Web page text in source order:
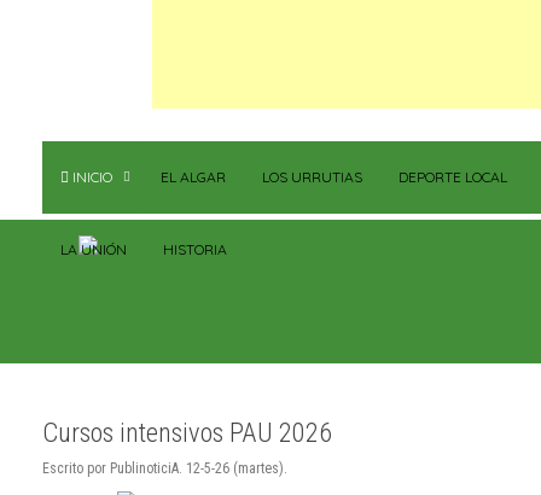
INICIO EL ALGAR LOS URRUTIAS DEPORTE LOCAL
LA UNIÓN HISTORIA
Cursos intensivos PAU 2026
Escrito por PublinoticiA. 12-5-26 (martes).